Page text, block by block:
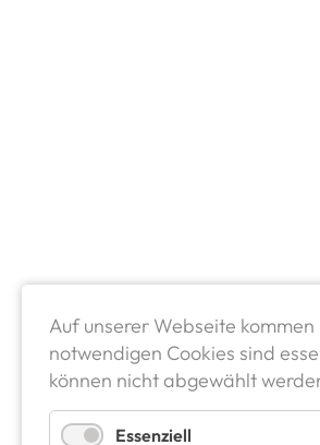
Auf unserer Webseite
notwendigen Cookies sind
können nicht abgewählt
Essenziell